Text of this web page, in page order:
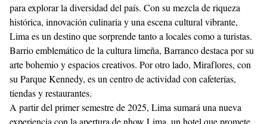
para explorar la diversidad del país. Con su mezcla deriqueza
histórica, innovación culinaria y una escena cultural vibrante,
Lima es un destino que sorprende tanto a locales como a turistas.
Barrio emblemático de la cultura limeña, Barrancodestaca por su
arte bohemioyespacios creativos. Por otro lado, Miraflores, con
su Parque Kennedy, es un centro de actividad con cafeterías,
tiendas y restaurantes.
A partir del primer semestre de 2025, Lima sumará una nueva
experiencia con la apertura de nhow Lima , un hotel que promete